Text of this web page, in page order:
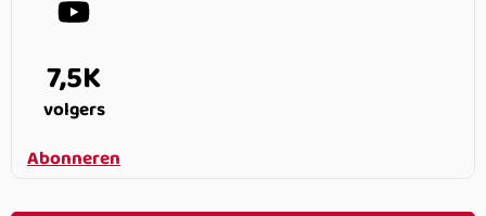
7,5K
volgers
Abonneren